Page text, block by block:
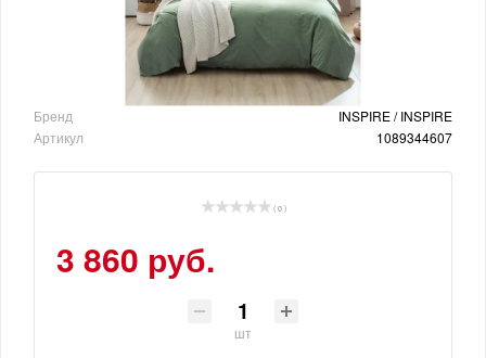
Бренд
INSPIRE / INSPIRE
Артикул
1089344607
( 0 )
3 860 руб.
шт